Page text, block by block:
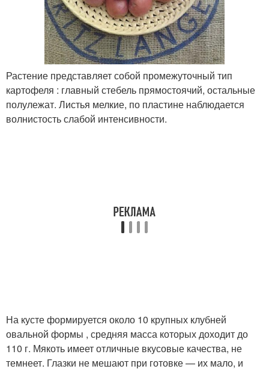
Растение представляет собой промежуточный тип
картофеля : главный стебель прямостоячий, остальные
полулежат. Листья мелкие, по пластине наблюдается
волнистость слабой интенсивности.
На кусте формируется около 10 крупных клубней
овальной формы , средняя масса которых доходит до
110 г. Мякоть имеет отличные вкусовые качества, не
темнеет. Глазки не мешают при готовке — их мало, и